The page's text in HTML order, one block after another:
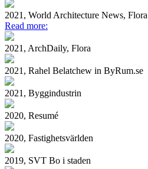
2021, World Architecture News, Flora
Read more:
2021, ArchDaily, Flora
2021, Rahel Belatchew in ByRum.se
2021, Byggindustrin
2020, Resumé
2020, Fastighetsvärlden
2019, SVT Bo i staden